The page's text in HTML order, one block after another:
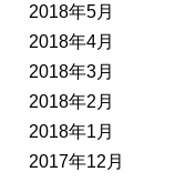
2018年5月
2018年4月
2018年3月
2018年2月
2018年1月
2017年12月